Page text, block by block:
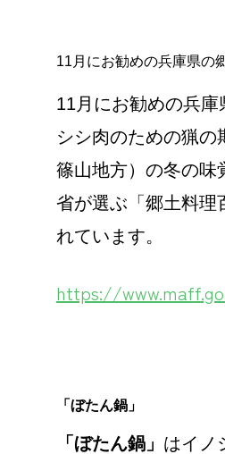
11月にお勧めの兵庫県の
11月にお勧めの兵庫
シシ肉のための猟の
篠山地方）の冬の味
省が選ぶ「郷土料理
れています。
https://
「ぼたん鍋」
「ぼたん鍋」 はイノ